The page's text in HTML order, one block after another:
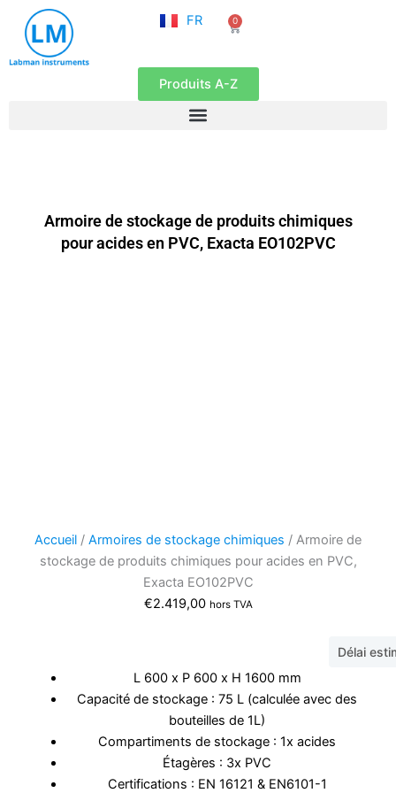
contenu
FR
EN
0
Panier
Produits A-Z
Armoire de stockage de produits chimiques
pour acides en PVC, Exacta EO102PVC
Accueil / Armoires de stockage chimiques / Armoire de
stockage de produits chimiques pour acides en PVC,
Exacta EO102PVC
€2.419,00 hors TVA
Délai
L 600 x P 600 x H 1600 mm
Capacité de stockage : 75 L (calculée avec des
bouteilles de 1L)
Compartiments de stockage : 1x acides
Étagères : 3x PVC
Certifications : EN 16121 & EN6101-1